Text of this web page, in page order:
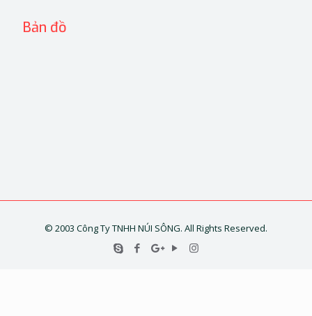
Bản đồ
© 2003 Công Ty TNHH NÚI SÔNG. All Rights Reserved.